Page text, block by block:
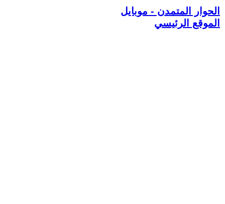
الحوار المتمدن - موبايل
الموقع الرئيسي